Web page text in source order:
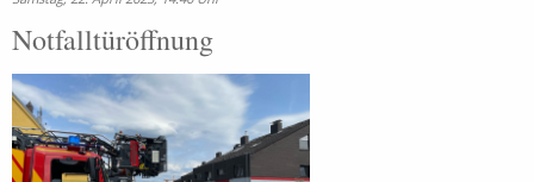
Notfalltüröffnung